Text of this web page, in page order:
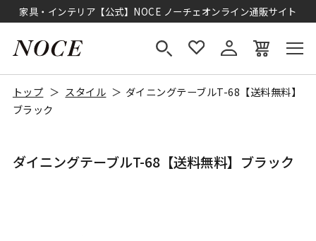
家具・インテリア【公式】NOCE ノーチェオンライン通販サイト
トップ スタイル
ダイニングテーブルT-68【送料無料】
ブラック
ダイニングテーブルT-68【送料無料】ブラック